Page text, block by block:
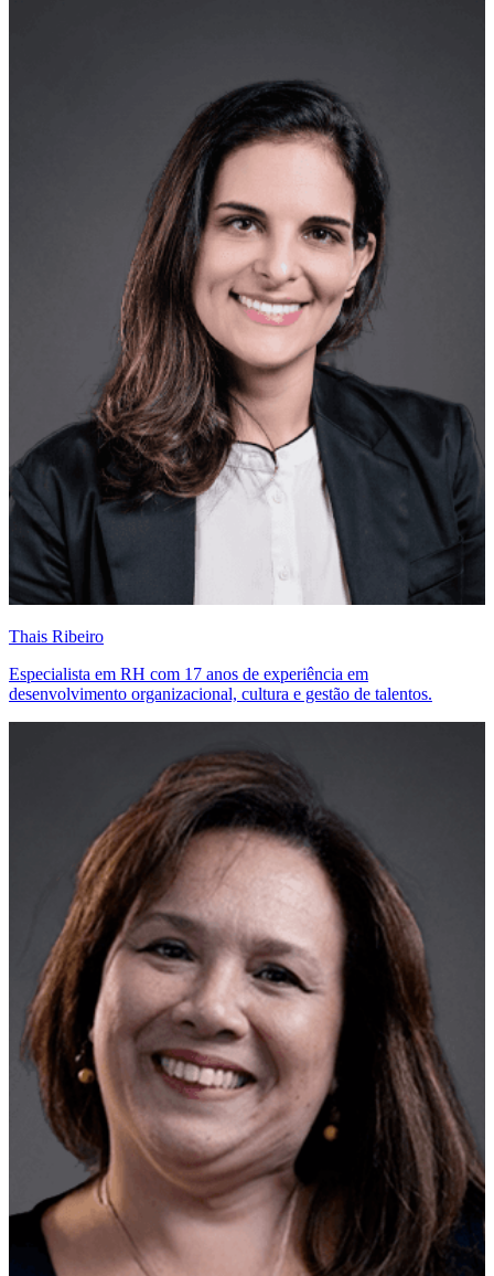
Thais Ribeiro
Especialista em RH com 17 anos de experiência em
desenvolvimento organizacional, cultura e gestão de talentos.